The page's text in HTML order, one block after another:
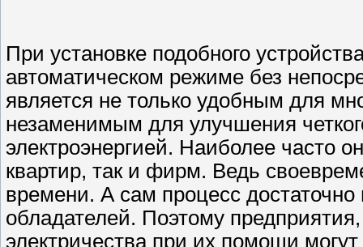
При установке подобного
автоматическом режиме без
является не только удобным для
незаменимым для улучшения
электроэнергией. Наиболее часто
квартир, так и фирм. Ведь
времени. А сам процесс
обладателей. Поэтому
электричества при их помощи